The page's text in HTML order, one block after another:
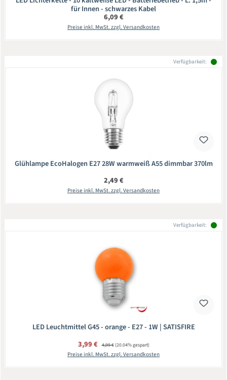
für Innen - schwarzes Kabel
Regulärer Preis:
6,09 €
Preise inkl. MwSt. zzgl. Versandkosten
Verfügbarkeit:
Glühlampe EcoHalogen E27 28W warmweiß A55 dimmbar 370lm
Regulärer Preis:
2,49 €
Preise inkl. MwSt. zzgl. Versandkosten
Verfügbarkeit:
LED Leuchtmittel G45 - orange - E27 - 1W | SATISFIRE
Verkaufspreis:
3,99 € Regulärer Preis:
4,99 €(20.04% gespart)
Preise inkl. MwSt. zzgl. Versandkosten